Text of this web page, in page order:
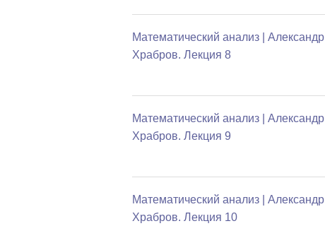
Математический анализ | Александр
Храбров. Лекция 8
Математический анализ | Александр
Храбров. Лекция 9
Математический анализ | Александр
Храбров. Лекция 10